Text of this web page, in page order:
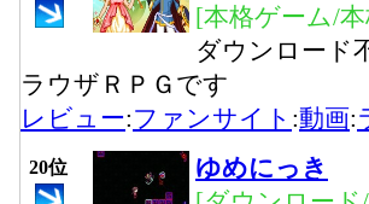
[本格ゲーム/
ダウンロード
ラウザＲＰＧです
レビュー:ファンサイト :動画:
20位
ゆめにっき